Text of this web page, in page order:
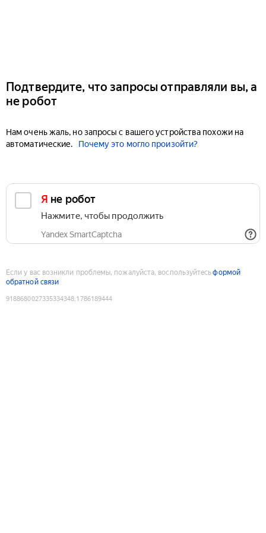
Подтвердите, что запросы отправляли вы, а
не робот
Нам очень жаль, но запросы с вашего устройства похожи на
автоматические.
Почему это могло произойти?
Я не робот
Нажмите, чтобы продолжить
Yandex SmartCaptcha
Если у вас возникли проблемы, пожалуйста, воспользуйтесьформой
обратной связи
9188680027335334348:1786189444